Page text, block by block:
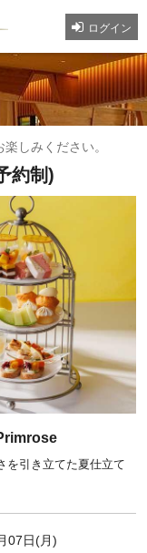
ログイン
しみください。
約制)
を引き立てた夏仕立て
07日(月)